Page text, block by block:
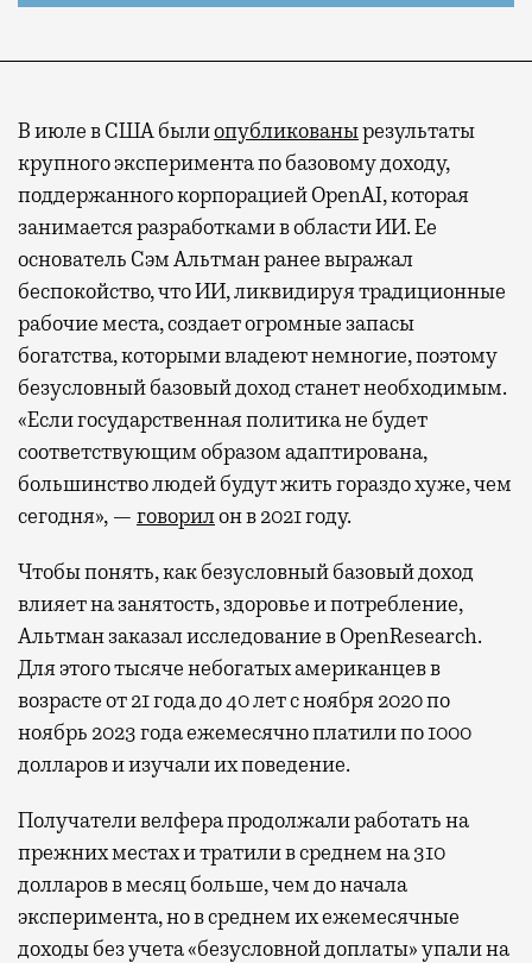
В июле в США былиопубликованырезультаты
крупного эксперимента по базовому доходу,
поддержанного корпорацией OpenAI, которая
занимается разработками в области ИИ. Ее
основатель Сэм Альтман ранее выражал
беспокойство, что ИИ, ликвидируя традиционные
рабочие места, создает огромные запасы
богатства, которыми владеют немногие, поэтому
безусловный базовый доход станет необходимым.
«Если государственная политика не будет
соответствующим образом адаптирована,
большинство людей будут жить гораздо хуже, чем
сегодня», — говорилон в 2021 году.
Чтобы понять, как безусловный базовый доход
влияет на занятость, здоровье и потребление,
Альтман заказал исследование в OpenResearch.
Для этого тысяче небогатых американцев в
возрасте от 21 года до 40 лет с ноября 2020 по
ноябрь 2023 года ежемесячно платили по 1000
долларов и изучали их поведение.
Получатели велфера продолжали работать на
прежних местах и тратили в среднем на 310
долларов в месяц больше, чем до начала
эксперимента, но в среднем их ежемесячные
доходы без учета «безусловной доплаты» упали на